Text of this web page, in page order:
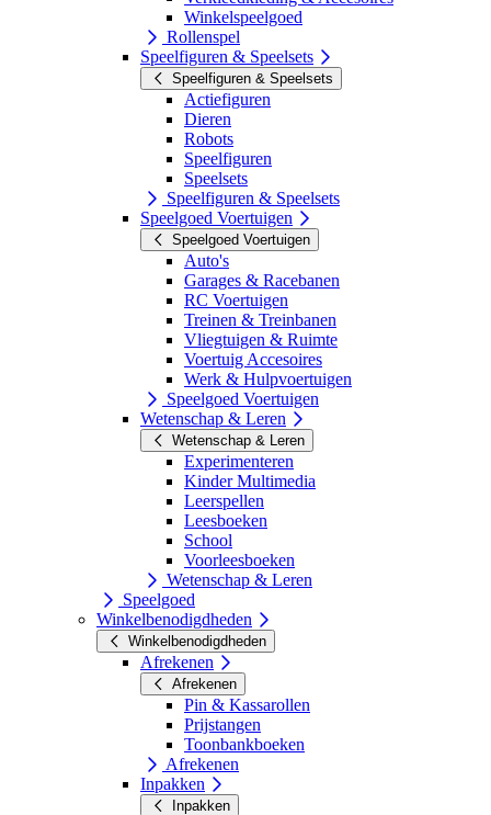
Winkelspeelgoed
Rollenspel
Speelfiguren & Speelsets
Speelfiguren & Speelsets
Actiefiguren
Dieren
Robots
Speelfiguren
Speelsets
Speelfiguren & Speelsets
Speelgoed Voertuigen
Speelgoed Voertuigen
Auto's
Garages & Racebanen
RC Voertuigen
Treinen & Treinbanen
Vliegtuigen & Ruimte
Voertuig Accesoires
Werk & Hulpvoertuigen
Speelgoed Voertuigen
Wetenschap & Leren
Wetenschap & Leren
Experimenteren
Kinder Multimedia
Leerspellen
Leesboeken
School
Voorleesboeken
Wetenschap & Leren
Speelgoed
Winkelbenodigdheden
Winkelbenodigdheden
Afrekenen
Afrekenen
Pin & Kassarollen
Prijstangen
Toonbankboeken
Afrekenen
Inpakken
Inpakken